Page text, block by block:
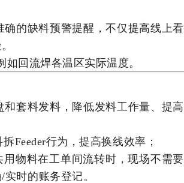
的缺料预警提醒，不仅提高线上看
回流焊各温区实际温度。
套料发料，降低发料工作量、提高
Feeder行为，提高换线效率；
物料在工单间流转时，现场不需要
时的账务登记。